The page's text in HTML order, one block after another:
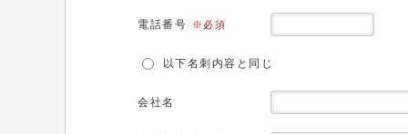
電話番号 ※必須
以下名刺内容と同じ
会社名